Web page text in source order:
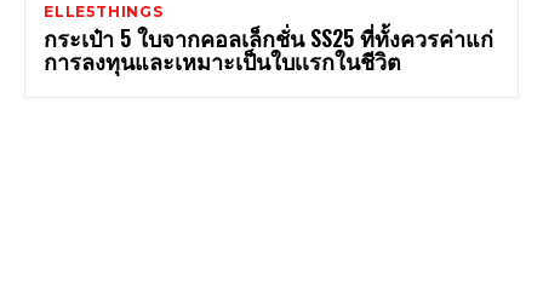
ELLE5THINGS
กระเป๋า 5 ใบจากคอลเล็กชั่น SS25 ที่ทั้งควรค่าแก่
การลงทุนและเหมาะเป็นใบเเรกในชีวิต